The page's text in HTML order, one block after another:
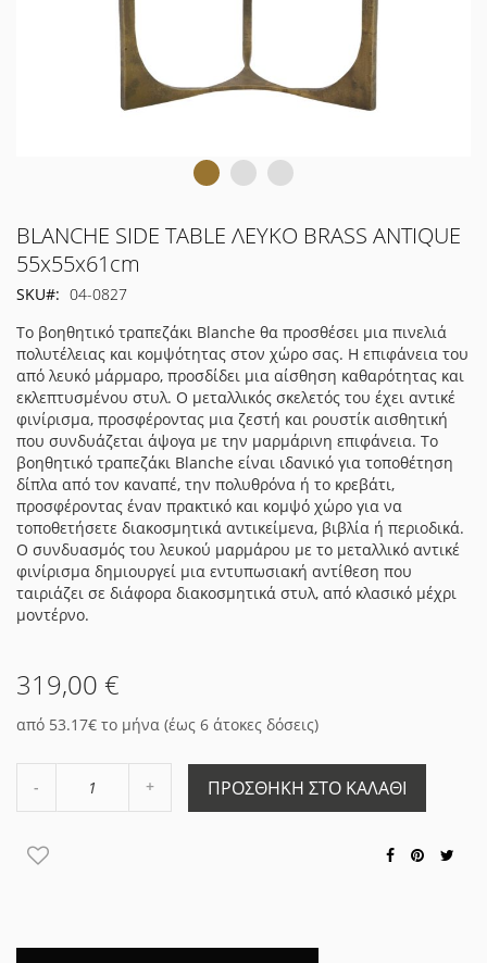
Μετάβαση
στην
αρχή
της
εικόνων
BLANCHE SIDE TABLE ΛΕΥΚΟ BRASS ANTIQUE
55x55x61cm
SKU
04-0827
Το βοηθητικό τραπεζάκι Blanche θα προσθέσει μια πινελιά
πολυτέλειας και κομψότητας στον χώρο σας. Η επιφάνεια του
από λευκό μάρμαρο, προσδίδει μια αίσθηση καθαρότητας και
εκλεπτυσμένου στυλ. Ο μεταλλικός σκελετός του έχει αντικέ
φινίρισμα, προσφέροντας μια ζεστή και ρουστίκ αισθητική
που συνδυάζεται άψογα με την μαρμάρινη επιφάνεια. Το
βοηθητικό τραπεζάκι Blanche είναι ιδανικό για τοποθέτηση
δίπλα από τον καναπέ, την πολυθρόνα ή το κρεβάτι,
προσφέροντας έναν πρακτικό και κομψό χώρο για να
τοποθετήσετε διακοσμητικά αντικείμενα, βιβλία ή περιοδικά.
Ο συνδυασμός του λευκού μαρμάρου με το μεταλλικό αντικέ
φινίρισμα δημιουργεί μια εντυπωσιακή αντίθεση που
ταιριάζει σε διάφορα διακοσμητικά στυλ, από κλασικό μέχρι
μοντέρνο.
319,00 €
από 53.17€ το μήνα (έως 6 άτοκες δόσεις)
κατά
1
Αύξηση
ΠΡΟΣΘΉΚΗ ΣΤΟ ΚΑΛΆΘΙ